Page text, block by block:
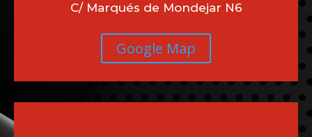
C/ Marqués de Mondejar N6
Google Map